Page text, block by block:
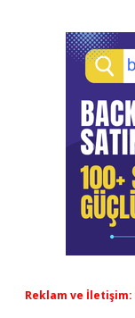
Reklam ve İletişim: